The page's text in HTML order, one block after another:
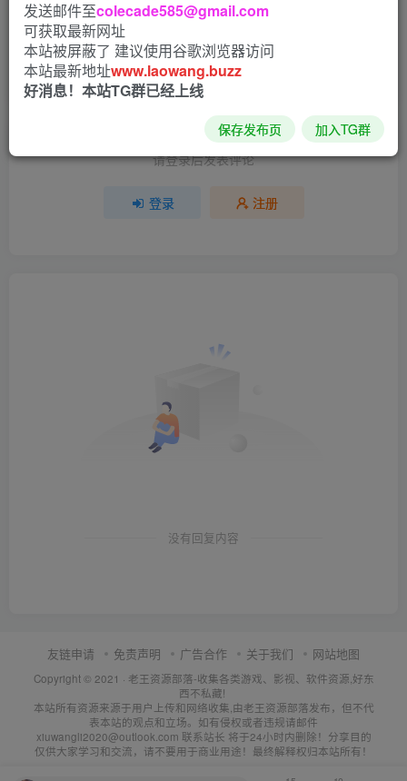
9人已评分
+1 +5 +1 +1 +1 -1
请登录后发表评论
登录 注册
没有回复内容
友链申请 免责声明 广告合作 关于我们 网站地图
Copyright © 2021 · 老王资源部落-收集各类游戏、影视、软件资源,好东
西不私藏!
本站所有资源来源于用户上传和网络收集,由老王资源部落发布，但不代
表本站的观点和立场。如有侵权或者违规请邮件
xiuwangli2020@outlook.com 联系站长 将于24小时内删除！分享目的
仅供大家学习和交流，请不要用于商业用途！最终解释权归本站所有！
发送邮件至colecade585@gmail.com
可获取最新网址
本站被屏蔽了 建议使用谷歌浏览器访问
本站最新地址www.laowang.buzz
好消息！本站TG群已经上线
保存发布页 加入TG群